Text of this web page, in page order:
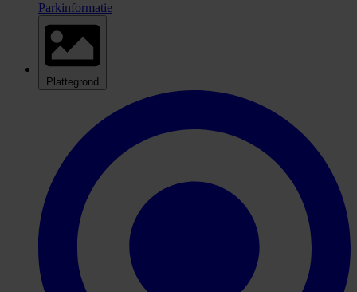
Parkinformatie
Plattegrond